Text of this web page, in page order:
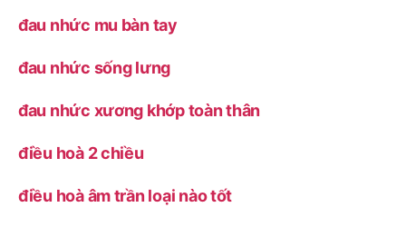
đau nhức mu bàn tay
đau nhức sống lưng
đau nhức xương khớp toàn thân
điều hoà 2 chiều
điều hoà âm trần loại nào tốt